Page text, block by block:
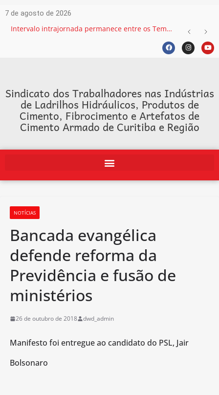
7 de agosto de 2026
Intervalo intrajornada permanece entre os Temas mais recorrentes na Justiça do Trabalho e exige atenção das empresas
Sindicato dos Trabalhadores nas Indústrias
de Ladrilhos Hidráulicos, Produtos de
Cimento, Fibrocimento e Artefatos de
Cimento Armado de Curitiba e Região
NOTÍCIAS
Bancada evangélica
defende reforma da
Previdência e fusão de
ministérios
26 de outubro de 2018 dwd_admin
Manifesto foi entregue ao candidato do PSL, Jair
Bolsonaro